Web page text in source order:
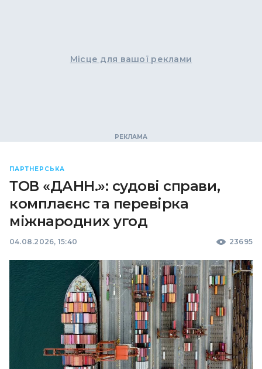
Місце для вашої реклами
ПАРТНЕРСЬКА
ТОВ «ДАНН.»: судові справи,
комплаєнс та перевірка
міжнародних угод
04.08.2026, 15:40 23695